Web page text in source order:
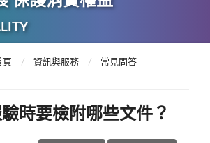
頁 資訊與服務
常見問答
時要檢附哪些文件？